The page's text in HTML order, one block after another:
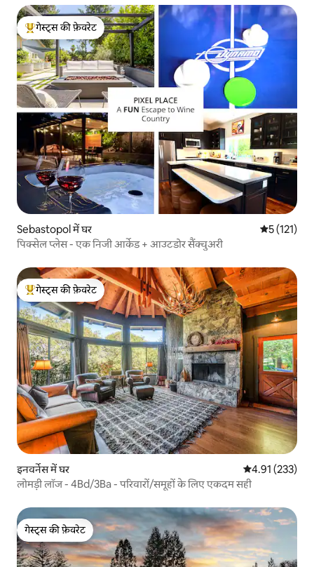
गेस्ट्स का टॉप फ़ेवरेट
गेस्ट्स की फ़ेवरेट
Sebastopol में घर औसत रेटिंग 5
5 (121)
पिक्सेल प्लेस - एक निजी आर्केड + आउटडोर सैंक्चुअरी
गेस्ट्स का टॉप फ़ेवरेट
गेस्ट्स की फ़ेवरेट
इनवर्नेस में घर औसत रेटिंग 5 में से
4.91 (233)
लोमड़ी लॉज - 4Bd/3Ba - परिवारों/समूहों के लिए एकदम सही
गेस्ट्स की फ़ेवरेट
गेस्ट्स की फ़ेवरेट